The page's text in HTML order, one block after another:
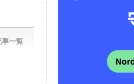
事一覧